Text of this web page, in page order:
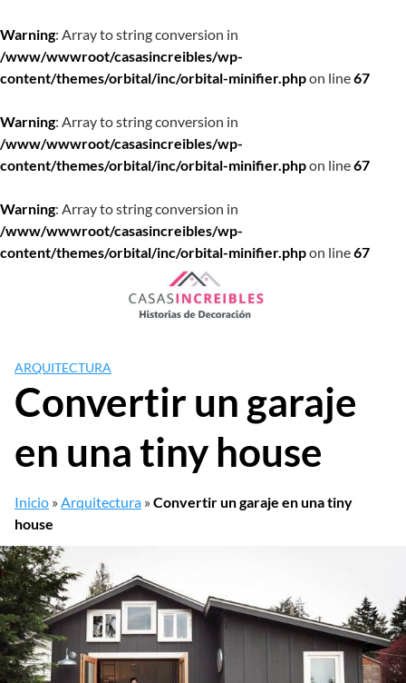
Warning: Array to string conversion in
/www/wwwroot/casasincreibles/wp-
content/themes/orbital/inc/orbital-minifier.phpon line67
Warning: Array to string conversion in
/www/wwwroot/casasincreibles/wp-
content/themes/orbital/inc/orbital-minifier.phpon line67
Warning: Array to string conversion in
/www/wwwroot/casasincreibles/wp-
content/themes/orbital/inc/orbital-minifier.phpon line67
ARQUITECTURA
Convertir un garaje
en una tiny house
Inicio »Arquitectura »Convertir un garaje en una tiny
house